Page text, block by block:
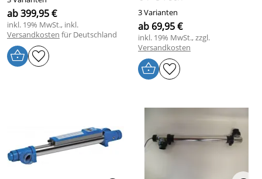
ab 399,95 €
inkl. 19% MwSt., inkl.
Versandkosten für Deutschland
3 Varianten
ab 69,95 €
inkl. 19% MwSt., zzgl.
Versandkosten